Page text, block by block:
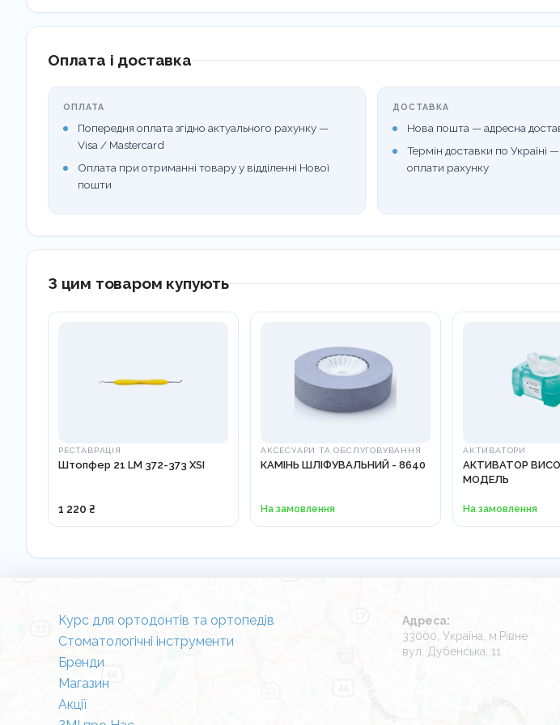
Оплата і доставка
ОПЛАТА
Попередня оплата згідно актуального рахунку —
Visa / Mastercard
Оплата при отриманні товару у відділенні Нової
пошти
ДОСТАВКА
Нова пошта — адресна
Термін доставки по Україні
оплати рахунку
З цим товаром купують
РЕСТАВРАЦІЯ
Штопфер 21 LM 372-373 XSI
1 220 ₴
АКСЕСУАРИ ТА ОБСЛУГОВУВАННЯ
КАМІНЬ ШЛІФУВАЛЬНИЙ - 8640
На замовлення
АКТИВАТОРИ
АКТИВАТОР
МОДЕЛЬ
На замовлення
Курс для ортодонтів та ортопедів
Стоматологічні інструменти
Бренди
Магазин
Акції
Адреса:
33000, Україна, м.Рівне
вул. Дубенська, 11